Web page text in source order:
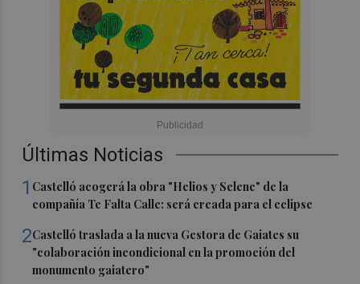
Últimas Noticias
1 Castelló acogerá la obra "Helios y Selene" de la
compañía Te Falta Calle: será creada para el eclipse
2Castelló traslada a la nueva Gestora de Gaiates su
"colaboración incondicional en la promoción del
monumento gaiatero"